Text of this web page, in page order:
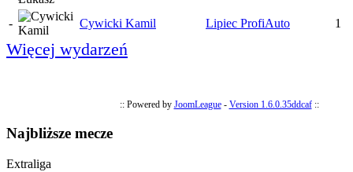
- Cywicki Kamil Lipiec ProfiAuto 1
Więcej wydarzeń
:: Powered by JoomLeague- Version 1.6.0.35ddcaf::
Najbliższe mecze
Extraliga